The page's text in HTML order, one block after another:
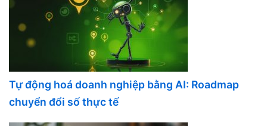
Tự động hoá doanh nghiệp bằng AI: Roadmap
chuyển đổi số thực tế